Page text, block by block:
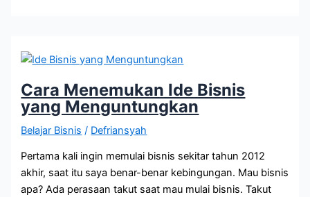
Online
Kekinian
Cara Menemukan Ide Bisnis
yang Menguntungkan
Belajar Bisnis / Defriansyah
Pertama kali ingin memulai bisnis sekitar tahun 2012
akhir, saat itu saya benar-benar kebingungan. Mau bisnis
apa? Ada perasaan takut saat mau mulai bisnis. Takut